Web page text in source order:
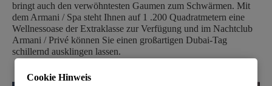
bringt auch den verwöhntesten Gaumen zum Schwärmen. Mit
dem Armani / Spa steht Ihnen auf 1 .200 Quadratmetern eine
Wellnessoase der Extraklasse zur Verfügung und im Nachtclub
Armani / Privé können Sie einen großartigen Dubai-Tag
schillernd ausklingen lassen.
Cookie Hinweis